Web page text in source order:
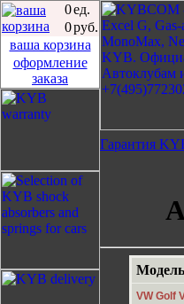
0ед.
0руб.
ваша корзина
оформление
заказа
Гарантия
Модель
VW Golf